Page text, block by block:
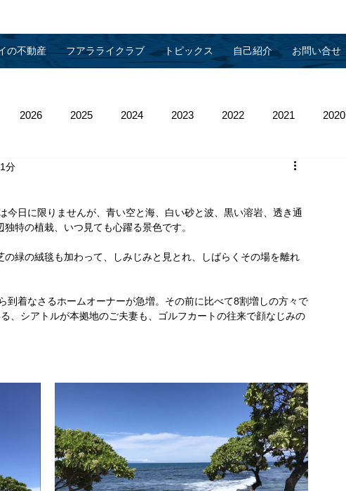
の不動産 フアラライクラブ トピックス 自己紹介 お問い合せ
2026 2025 2024 2023 2022 2021 2020
2011
分
今日に限りませんが、青い空と海、白い砂と波、黒い溶岩、透き通
特の植栽、いつ見ても心躍る景色です。
緑の絨毯も加わって、しみじみと見とれ、しばらくその場を離れ
到着なさるホームオーナーが急増。その前に比べて8割増しの方々で
、シアトルが本拠地のご夫妻も、ゴルフカートの往来で顔なじみの